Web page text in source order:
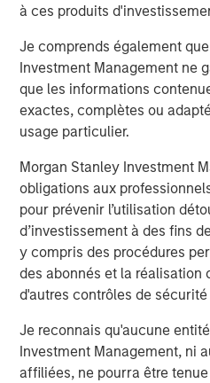
à ces produits
Je comprends également
Investment Management ne
que les informations
exactes, complètes ou
usage particulier.
Morgan Stanley Investment
obligations aux
pour prévenir l’utilisation
d’investissement à des fins
y compris des procédures
des abonnés et la réalisation
d'autres contrôles de
Je reconnais qu'aucune
Investment Management, ni
affiliées, ne pourra être
Jitania
Managing
Analyses